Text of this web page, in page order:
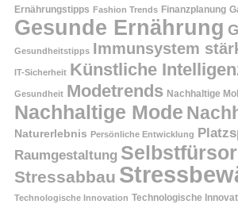
Ernährungstipps Fashion Trends Finanzplanung
Gesunde Ernährung
Gesundheitstipps Immunsystem
IT-Sicherheit Künstliche
Gesundheit Modetrends Nachhaltige
Nachhaltige Mode
Naturerlebnis Persönliche Entwicklung
Raumgestaltung
Stressabbau
Technologische Innovation Technologische